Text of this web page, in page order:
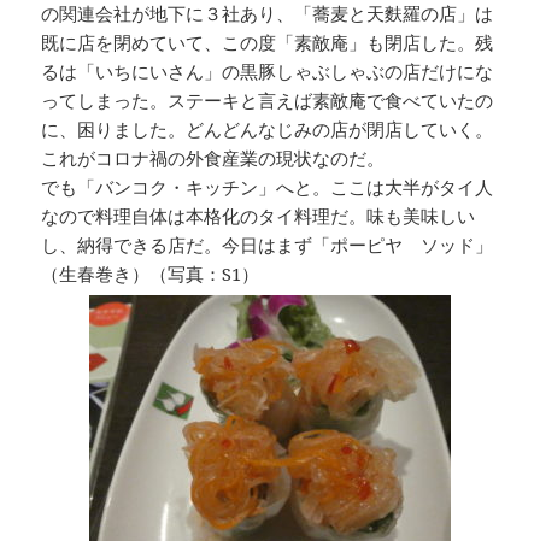
の関連会社が地下に３社あり、「蕎麦と天麩羅の店」は
既に店を閉めていて、この度「素敵庵」も閉店した。残
るは「いちにいさん」の黒豚しゃぶしゃぶの店だけにな
ってしまった。ステーキと言えば素敵庵で食べていたの
に、困りました。どんどんなじみの店が閉店していく。
これがコロナ禍の外食産業の現状なのだ。
でも「バンコク・キッチン」へと。ここは大半がタイ人
なので料理自体は本格化のタイ料理だ。味も美味しい
し、納得できる店だ。今日はまず「ポーピヤ ソッド」
（生春巻き）（写真：S1）